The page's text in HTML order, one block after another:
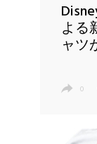
よる
ャツ
0